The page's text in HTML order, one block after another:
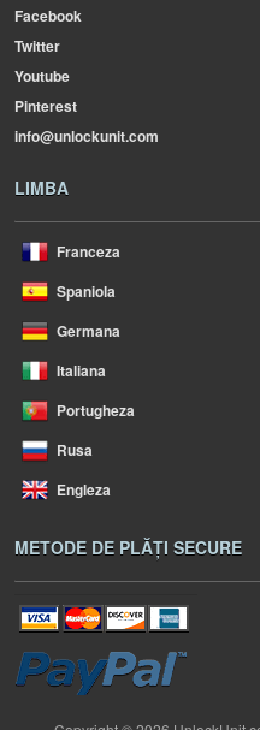
Facebook
Twitter
Youtube
Pinterest
info@unlockunit.com
LIMBA
Franceza
Spaniola
Germana
Italiana
Portugheza
Rusa
Engleza
METODE DE PLĂȚI SECURE